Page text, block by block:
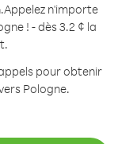
Appelez n'importe
! - dès 3.2 ¢ la
pour obtenir
Pologne.